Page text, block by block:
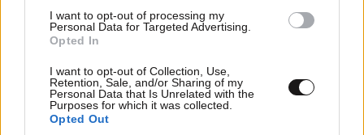
I want to opt-out of processing my
Personal Data for Targeted Advertising.
Opted In
I want to opt-out of Collection, Use,
Retention, Sale, and/or Sharing of my
Personal Data that Is Unrelated with the
Purposes for which it was collected.
Opted Out